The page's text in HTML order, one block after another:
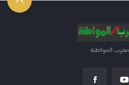
مغرب المواطنة